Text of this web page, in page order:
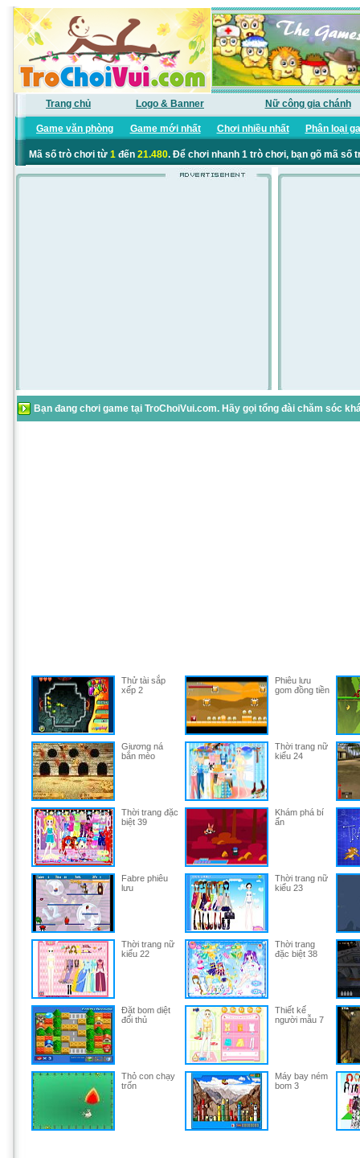
Trang chủ Logo & Banner Nữ công gia chánh
Game văn phòng Game mới nhất Chơi nhiều nhất Phân loại
Mã số trò chơi từ 1đến 21.480. Để chơi nhanh 1 trò chơi, bạn gõ mã số
Bạn đang chơi game tại TroChoiVui.com. Hãy gọi tổng đài chăm sóc
Thử tài sắp
xếp 2
Phiêu lưu
gom đồng tiền
Giương ná
bắn mèo
Thời trang nữ
kiểu 24
Thời trang đặc
biệt 39
Khám phá bí
ẩn
Fabre phiêu
lưu
Thời trang nữ
kiểu 23
Thời trang nữ
kiểu 22
Thời trang
đặc biệt 38
Đặt bom diệt
đối thủ
Thiết kế
người mẫu 7
Thỏ con chạy
trốn
Máy bay ném
bom 3